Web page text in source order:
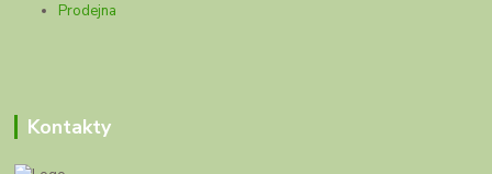
Prodejna
Kontakty